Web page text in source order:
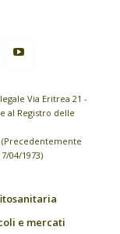
Via Eritrea 21 -
al Registro delle
(Precedentemente
04/1973)
e mercati